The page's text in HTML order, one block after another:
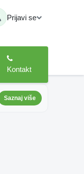
Prijavi se
Kontakt
Saznaj više